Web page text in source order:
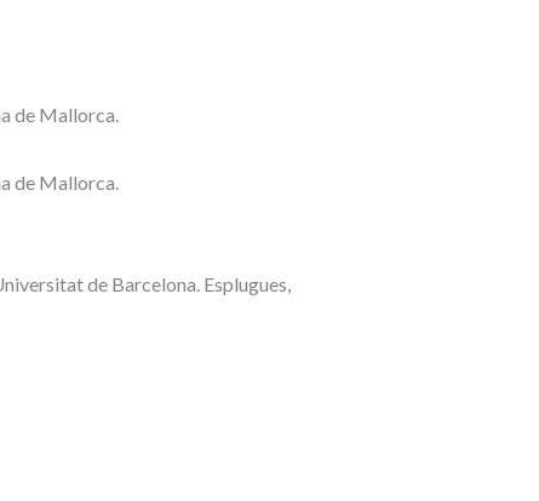
de Mallorca.
de Mallorca.
de Barcelona. Esplugues,